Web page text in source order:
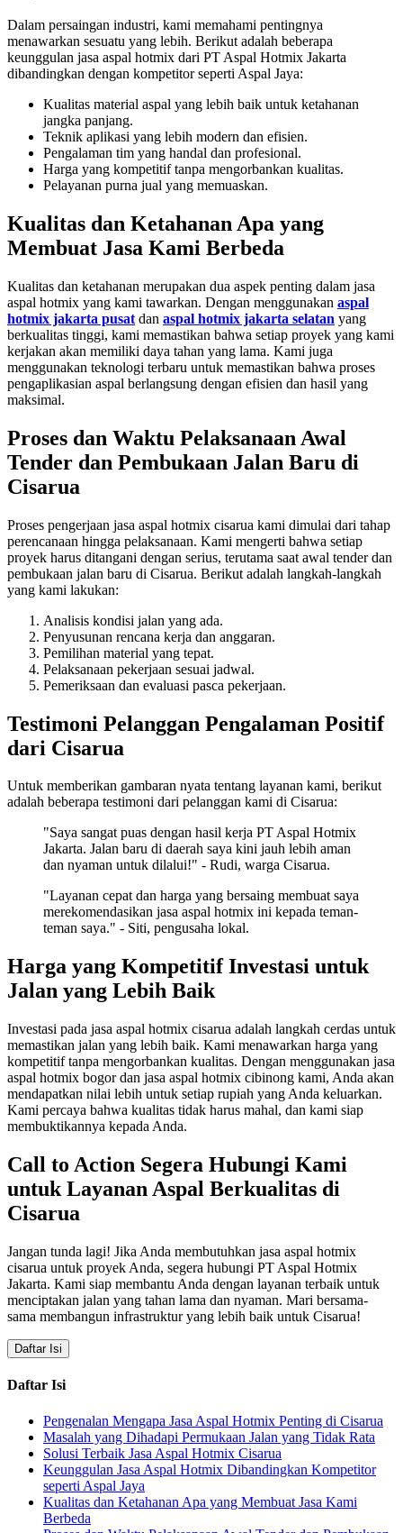
Dalam persaingan industri, kami memahami pentingnya
menawarkan sesuatu yang lebih. Berikut adalah beberapa
keunggulan jasa aspal hotmix dari PT Aspal Hotmix Jakarta
dibandingkan dengan kompetitor seperti Aspal Jaya:
Kualitas material aspal yang lebih baik untuk ketahanan
jangka panjang.
Teknik aplikasi yang lebih modern dan efisien.
Pengalaman tim yang handal dan profesional.
Harga yang kompetitif tanpa mengorbankan kualitas.
Pelayanan purna jual yang memuaskan.
Kualitas dan Ketahanan Apa yang
Membuat Jasa Kami Berbeda
Kualitas dan ketahanan merupakan dua aspek penting dalam jasa
aspal hotmix yang kami tawarkan. Dengan menggunakan aspal
hotmix jakarta pusat dan aspal hotmix jakarta selatan yang
berkualitas tinggi, kami memastikan bahwa setiap proyek yang kami
kerjakan akan memiliki daya tahan yang lama. Kami juga
menggunakan teknologi terbaru untuk memastikan bahwa proses
pengaplikasian aspal berlangsung dengan efisien dan hasil yang
maksimal.
Proses dan Waktu Pelaksanaan Awal
Tender dan Pembukaan Jalan Baru di
Cisarua
Proses pengerjaan jasa aspal hotmix cisarua kami dimulai dari tahap
perencanaan hingga pelaksanaan. Kami mengerti bahwa setiap
proyek harus ditangani dengan serius, terutama saat awal tender dan
pembukaan jalan baru di Cisarua. Berikut adalah langkah-langkah
yang kami lakukan:
Analisis kondisi jalan yang ada.
Penyusunan rencana kerja dan anggaran.
Pemilihan material yang tepat.
Pelaksanaan pekerjaan sesuai jadwal.
Pemeriksaan dan evaluasi pasca pekerjaan.
Testimoni Pelanggan Pengalaman Positif
dari Cisarua
Untuk memberikan gambaran nyata tentang layanan kami, berikut
adalah beberapa testimoni dari pelanggan kami di Cisarua:
"Saya sangat puas dengan hasil kerja PT Aspal Hotmix
Jakarta. Jalan baru di daerah saya kini jauh lebih aman
dan nyaman untuk dilalui!" - Rudi, warga Cisarua.
"Layanan cepat dan harga yang bersaing membuat saya
merekomendasikan jasa aspal hotmix ini kepada teman-
teman saya." - Siti, pengusaha lokal.
Harga yang Kompetitif Investasi untuk
Jalan yang Lebih Baik
Investasi pada jasa aspal hotmix cisarua adalah langkah cerdas untuk
memastikan jalan yang lebih baik. Kami menawarkan harga yang
kompetitif tanpa mengorbankan kualitas. Dengan menggunakan jasa
aspal hotmix bogor dan jasa aspal hotmix cibinong kami, Anda akan
mendapatkan nilai lebih untuk setiap rupiah yang Anda keluarkan.
Kami percaya bahwa kualitas tidak harus mahal, dan kami siap
membuktikannya kepada Anda.
Call to Action Segera Hubungi Kami
untuk Layanan Aspal Berkualitas di
Cisarua
Jangan tunda lagi! Jika Anda membutuhkan jasa aspal hotmix
cisarua untuk proyek Anda, segera hubungi PT Aspal Hotmix
Jakarta. Kami siap membantu Anda dengan layanan terbaik untuk
menciptakan jalan yang tahan lama dan nyaman. Mari bersama-
sama membangun infrastruktur yang lebih baik untuk Cisarua!
Daftar Isi
Daftar Isi
Pengenalan Mengapa Jasa Aspal Hotmix Penting di Cisarua
Masalah yang Dihadapi Permukaan Jalan yang Tidak Rata
Solusi Terbaik Jasa Aspal Hotmix Cisarua
Keunggulan Jasa Aspal Hotmix Dibandingkan Kompetitor
seperti Aspal Jaya
Kualitas dan Ketahanan Apa yang Membuat Jasa Kami
Berbeda